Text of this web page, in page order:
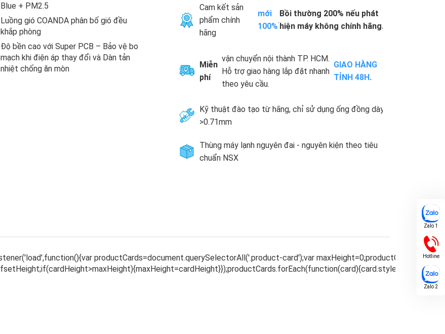
Blue + PM2.5
Luồng gió COANDA phân bố gió đều
khắp phòng
Độ bền cao với Super PCB – Bảo vệ bo
mạch khi điện áp thay đổi và Dàn tản
nhiệt chống ăn mòn
Cam kết sản
phẩm chính
hãng
mới
100%
.
Bồi thường 200% nếu phát
hiện máy không chính hãng.
Miễn
phí
vận chuyển nội thành TP. HCM.
Hỗ trợ giao hàng lắp đặt nhanh
theo yêu cầu.
GIAO HÀNG
TỈNH 48H.
Kỹ thuật đào tạo từ hãng, chỉ sử dụng ống đồng dày
>0.71mm
Thùng máy lạnh nguyên đai - nguyên kiện theo tiêu
chuẩn NSX
Zalo 1
Hotline
Zalo 2